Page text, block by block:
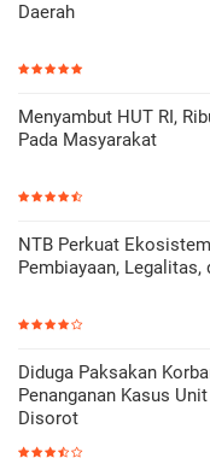
Daerah
Menyambut HUT RI,
Pada Masyarakat
NTB Perkuat
Pembiayaan, Legalitas,
Diduga Paksakan
Penanganan Kasus
Disorot